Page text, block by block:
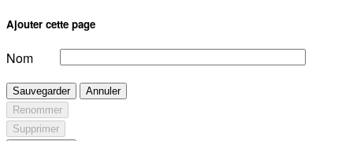
Ajouter cette page
Nom
Sauvegarder
Annuler
Renommer
Supprimer